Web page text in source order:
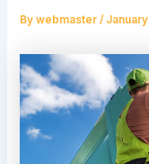
Bywebmaster/